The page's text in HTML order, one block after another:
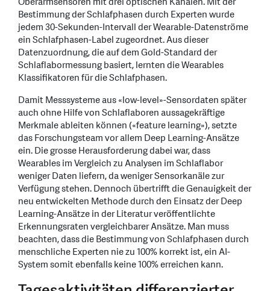
Bestimmung der Schlafphasen durch Experten wurde
jedem 30-Sekunden-Intervall der Wearable-Datenströme
ein Schlafphasen-Label zugeordnet. Aus dieser
Datenzuordnung, die auf dem Gold-Standard der
Schlaflabormessung basiert, lernten die Wearables
Klassifikatoren für die Schlafphasen.
Damit Messsysteme aus «low-level»-Sensordaten später
auch ohne Hilfe von Schlaflaboren aussagekräftige
Merkmale ableiten können («feature learning»), setzte
das Forschungsteam vor allem Deep Learning-Ansätze
ein. Die grosse Herausforderung dabei war, dass
Wearables im Vergleich zu Analysen im Schlaflabor
weniger Daten liefern, da weniger Sensorkanäle zur
Verfügung stehen. Dennoch übertrifft die Genauigkeit der
neu entwickelten Methode durch den Einsatz der Deep
Learning-Ansätze in der Literatur veröffentlichte
Erkennungsraten vergleichbarer Ansätze. Man muss
beachten, dass die Bestimmung von Schlafphasen durch
menschliche Experten nie zu 100% korrekt ist, ein AI-
System somit ebenfalls keine 100% erreichen kann.